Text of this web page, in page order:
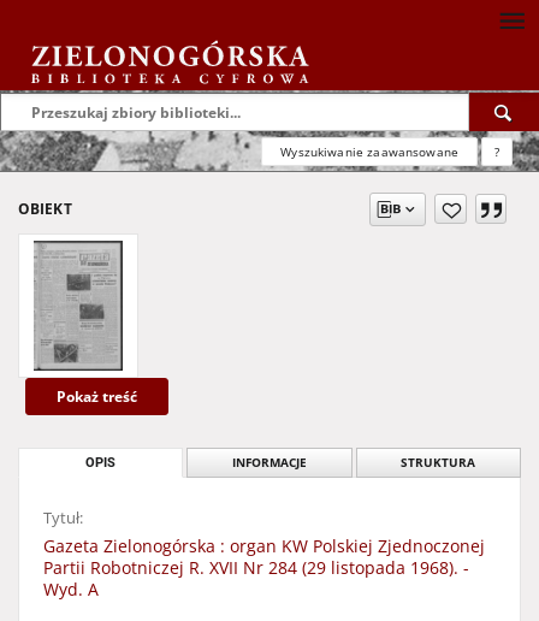
Wyszukiwanie zaawansowane ?
OBIEKT
Pokaż treść
OPIS INFORMACJE STRUKTURA
Tytuł:
Gazeta Zielonogórska : organ KW Polskiej Zjednoczonej
Partii Robotniczej R. XVII Nr 284 (29 listopada 1968). -
Wyd. A